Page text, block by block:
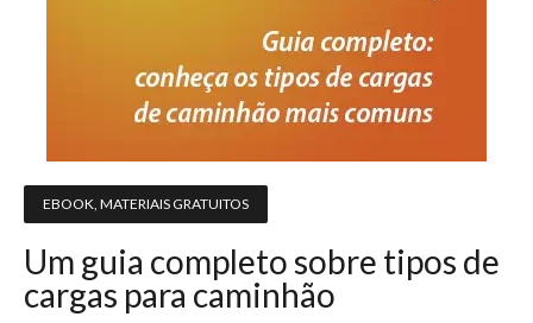
EBOOK MATERIAIS GRATUITOS
Um guia completo sobre tipos de
cargas para caminhão